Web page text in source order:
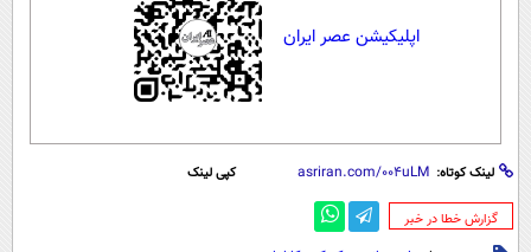
اپلیکیشن عصر ایران
لینک کوتاه: کپی لینک
‌گزارش خطا در خبر